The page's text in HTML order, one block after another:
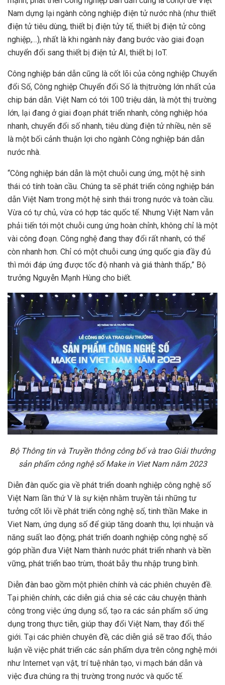
Nam dựng lại ngành công nghiệp điện tử nước nhà (như thiết
điện tử tiêu dùng, thiết bị điện tửy tế, thiết bị điện tử công
nghiệp,…), nhất là khi ngành này đang bước vào giai đoạn
chuyển đổi sang thiết bị điện tử AI, thiết bị IoT.
Công nghiệp bán dẫn cũng là cốt lõi của công nghiệp Chuyển
đổi Số, Công nghiệp Chuyển đổi Số là thịtrường lớn nhất của
chip bán dẫn. Việt Nam có tới 100 triệu dân, là một thị trường
lớn, lại đang ở giai đoạn phát triển nhanh, công nghiệp hóa
nhanh, chuyển đổi số nhanh, tiêu dùng điện tử nhiều, nên sẽ
là một bối cảnh thuận lợi cho ngành Công nghiệp bán dẫn
nước nhà.
“Công nghiệp bán dẫn là một chuỗi cung ứng, một hệ sinh
thái có tính toàn cầu. Chúng ta sẽ phát triển công nghiệp bán
dẫn Việt Nam trong một hệ sinh thái trong nước và toàn cầu.
Vừa có tự chủ, vừa có hợp tác quốc tế. Nhưng Việt Nam vẫn
phải tiến tới một chuỗi cung ứng hoàn chỉnh, không chỉ là một
vài công đoạn. Công nghệ đang thay đổi rất nhanh, có thể
còn nhanh hơn. Chỉ có một chuỗi cung ứng quốc gia đầy đủ
thì mới đáp ứng được tốc độ nhanh và giá thành thấp,” Bộ
trưởng Nguyễn Mạnh Hùng cho biết.
BộThông tin và Truyền thông công bốvà trao Giải thưởng
sản phẩm công nghệsốMake in Viet Nam năm 2023
Diễn đàn quốc gia về phát triển doanh nghiệp công nghệ số
Việt Nam lần thứ V là sự kiện nhằm truyền tải những tư
tưởng cốt lõi về phát triển công nghệ số, tinh thần Make in
Viet Nam, ứng dụng số để giúp tăng doanh thu, lợi nhuận và
năng suất lao động; phát triển doanh nghiệp công nghệ số
góp phần đưa Việt Nam thành nước phát triển nhanh và bền
vững, phát triển bao trùm, thoát bẫy thu nhập trung bình.
Diễn đàn bao gồm một phiên chính và các phiên chuyên đề.
Tại phiên chính, các diễn giả chia sẻ các câu chuyện thành
công trong việc ứng dụng số, tạo ra các sản phẩm số ứng
dụng trong thực tiễn, giúp thay đổi Việt Nam, thay đổi thế
giới. Tại các phiên chuyên đề, các diễn giả sẽ trao đổi, thảo
luận về việc phát triển các sản phẩm dựa trên công nghệ mới
như Internet vạn vật, trí tuệ nhân tạo, vi mạch bán dẫn và
việc đưa chúng ra thị trường trong nước và quốc tế.